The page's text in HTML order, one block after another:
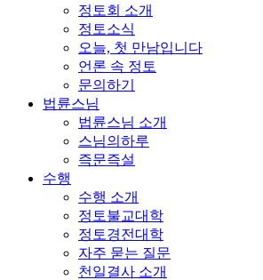
정토회 소개
정토소식
오늘, 첫 만남입니다
언론 속 정토
문의하기
법륜스님
법륜스님 소개
스님의하루
즉문즉설
수행
수행 소개
정토불교대학
정토경전대학
자주 묻는 질문
천일결사 소개